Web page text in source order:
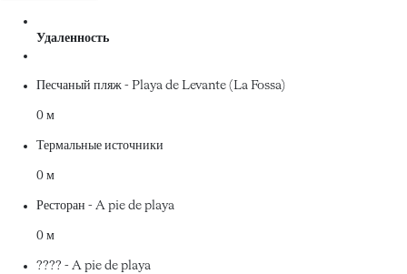
Удаленность
Песчаный пляж - Playa de Levante (La Fossa)
0 м
Термальные источники
0 м
Ресторан - A pie de playa
0 м
???? - A pie de playa